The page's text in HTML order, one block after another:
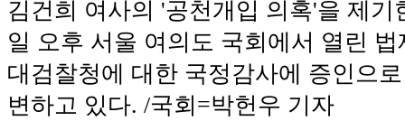
김건희 여사의 '공천개입 의혹'을 제기
일 오후 서울 여의도 국회에서 열린
대검찰청에 대한 국정감사에 증인으
변하고 있다. /국회=박헌우 기자